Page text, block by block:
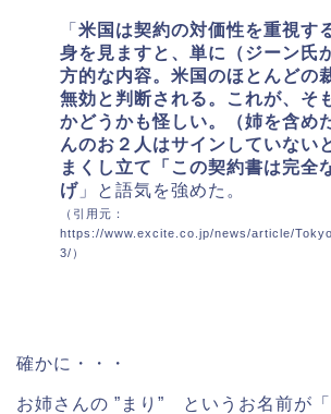
「 米国は契約の対価性を重視す
身を見ますと、単に（ジーン氏
方的な内容。米国のほとんどの
無効と判断される。これが、そ
かどうかも怪しい。（姉を含め
んのお２人はサインしていない
まくし立て「この契約書は完全
げ 」と語気を強めた。
（引用元：
https://www.excite.co.jp/news/article/
3/）
確かに・・・
お姉さんの ”まり” というお名前が